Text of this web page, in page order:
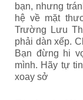
bạn, nhưng
hệ về mặt
Trường Lưu
phải dàn xếp.
Bạn đừng hi
mình. Hãy tự
xoay sở